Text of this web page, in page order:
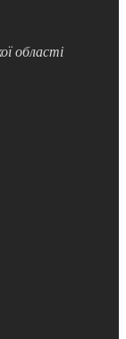
області